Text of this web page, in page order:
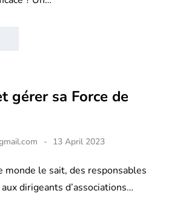
gérer sa Force de
13 April 2023
monde le sait, des responsables
dirigeants d’associations…